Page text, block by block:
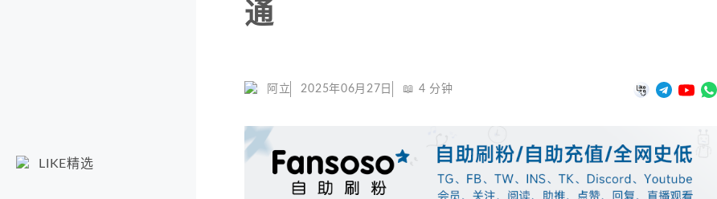
LIKE精选
通
阿立 2025年06月27日 📖 4 分钟